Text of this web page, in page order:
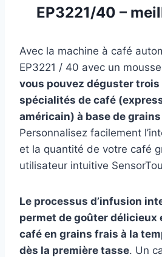
EP3221/40 –
Avec la machine à café
EP3221 / 40 avec un
vous pouvez déguster
spécialités de café
américain) à base de
Personnalisez facilement
et la quantité de votre café
utilisateur intuitive
Le processus d’infusion
permet de goûter délicieux
café en grains frais à la
dès la première tasse. Un